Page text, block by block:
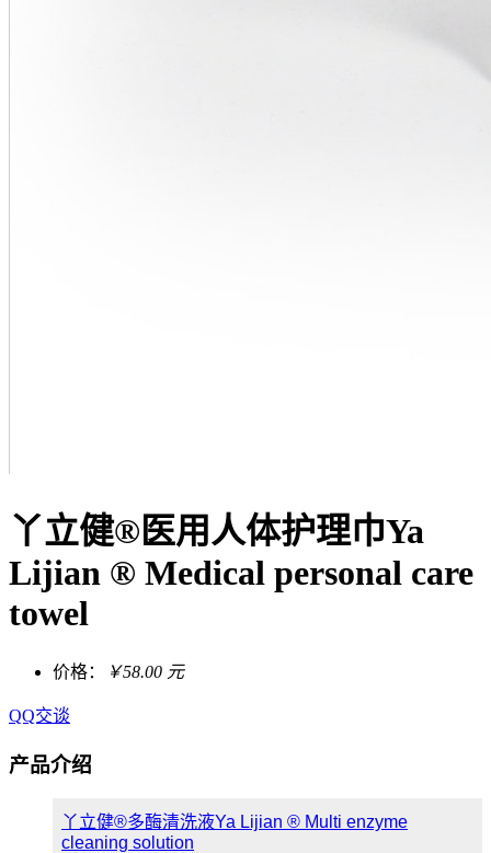
丫立健®医用人体护理巾Ya
Lijian ® Medical personal care
towel
价格： ￥58.00 元
QQ交谈
产品介绍
丫立健®多酶清洗液Ya Lijian ® Multi enzyme
cleaning solution